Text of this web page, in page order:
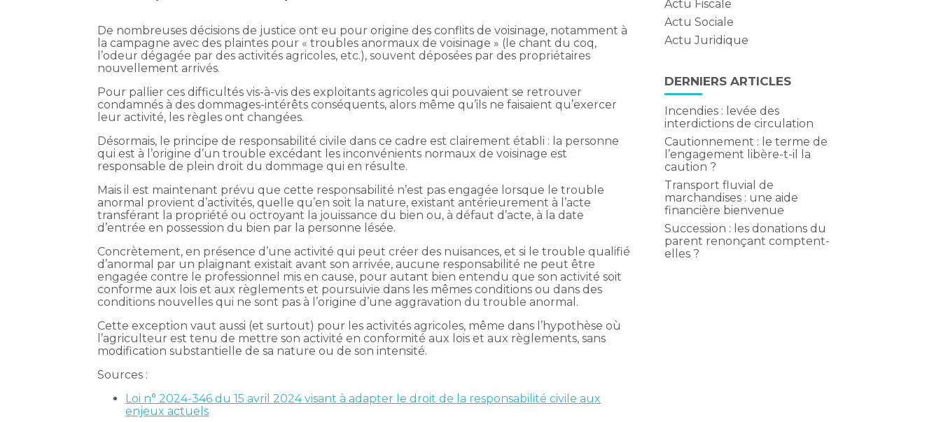
De nombreuses décisions de justice ont eu pour origine des conflits de voisinage, notamment à
la campagne avec des plaintes pour « troubles anormaux de voisinage » (le chant du coq,
l’odeur dégagée par des activités agricoles, etc.), souvent déposées par des propriétaires
nouvellement arrivés.
Pour pallier ces difficultés vis-à-vis des exploitants agricoles qui pouvaient se retrouver
condamnés à des dommages-intérêts conséquents, alors même qu’ils ne faisaient qu’exercer
leur activité, les règles ont changées.
Désormais, le principe de responsabilité civile dans ce cadre est clairement établi : la personne
qui est à l’origine d’un trouble excédant les inconvénients normaux de voisinage est
responsable de plein droit du dommage qui en résulte.
Mais il est maintenant prévu que cette responsabilité n’est pas engagée lorsque le trouble
anormal provient d’activités, quelle qu’en soit la nature, existant antérieurement à l’acte
transférant la propriété ou octroyant la jouissance du bien ou, à défaut d’acte, à la date
d’entrée en possession du bien par la personne lésée.
Concrètement, en présence d’une activité qui peut créer des nuisances, et si le trouble qualifié
d’anormal par un plaignant existait avant son arrivée, aucune responsabilité ne peut être
engagée contre le professionnel mis en cause, pour autant bien entendu que son activité soit
conforme aux lois et aux règlements et poursuivie dans les mêmes conditions ou dans des
conditions nouvelles qui ne sont pas à l’origine d’une aggravation du trouble anormal.
Cette exception vaut aussi (et surtout) pour les activités agricoles, même dans l’hypothèse où
l’agriculteur est tenu de mettre son activité en conformité aux lois et aux règlements, sans
modification substantielle de sa nature ou de son intensité.
Sources :
Loi n° 2024-346 du 15 avril 2024 visant à adapter le droit de la responsabilité civile aux
enjeux actuels
Actu Fiscale
Actu Sociale
Actu Juridique
DERNIERS ARTICLES
Incendies : levée des
interdictions de circulation
Cautionnement : le terme de
l’engagement libère-t-il la
caution ?
Transport fluvial de
marchandises : une aide
financière bienvenue
Succession : les donations du
parent renonçant comptent-
elles ?